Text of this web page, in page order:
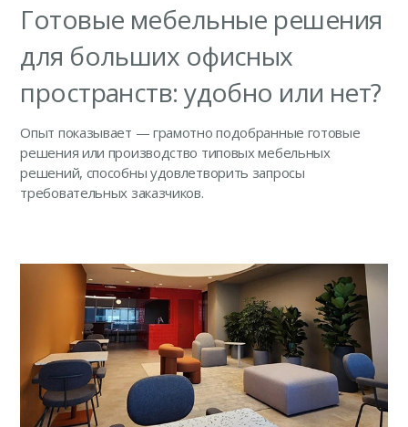
Готовые мебельные решения
для больших офисных
пространств: удобно или нет?
Опыт показывает — грамотно подобранные готовые
решения или производство типовых мебельных
решений, способны удовлетворить запросы
требовательных заказчиков.